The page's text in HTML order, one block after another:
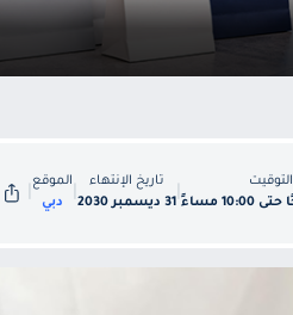
التوقيت
تاريخ الإنتهاء
31 ديسمبر 2030
الموقع
دبي